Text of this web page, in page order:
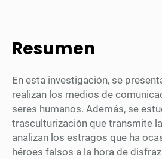
Resumen
En esta investigación, se
realizan los medios de
seres humanos. Además, se
trasculturización que transmite
analizan los estragos que ha
héroes falsos a la hora de